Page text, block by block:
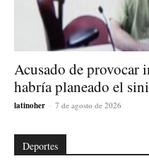
Acusado de provocar
habría planeado el
latinoher - 7 de agosto de 2026
Deportes